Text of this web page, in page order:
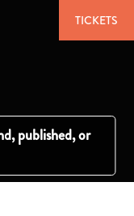
TICKETS